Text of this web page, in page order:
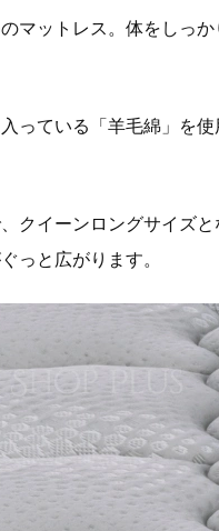
マットレス。体をしっ
っている「羊毛綿」を
クイーンロングサイズ
っと広がります。